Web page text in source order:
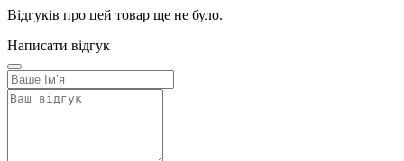
Відгуків про цей товар ще не було.
Написати відгук